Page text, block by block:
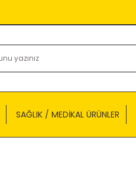
SAĞLIK / MEDİKAL ÜRÜNLER